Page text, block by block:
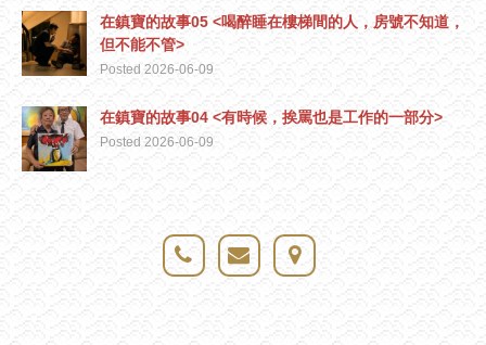
在鎮寶的故事05 <喝醉睡在樓梯間的人，房號不知道，
但不能不管>
Posted 2026-06-09
在鎮寶的故事04 <有時候，挨罵也是工作的一部分>
Posted 2026-06-09